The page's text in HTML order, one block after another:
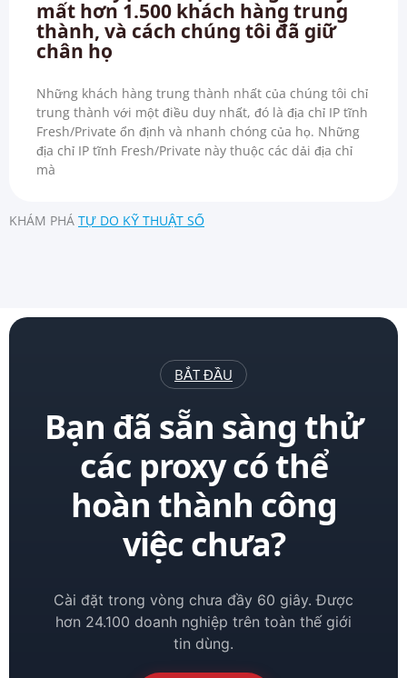
mất hơn 1.500 khách hàng trung
thành, và cách chúng tôi đã giữ
chân họ
Những khách hàng trung thành nhất của chúng tôi chỉ
trung thành với một điều duy nhất, đó là địa chỉ IP tĩnh
Fresh/Private ổn định và nhanh chóng của họ. Những
địa chỉ IP tĩnh Fresh/Private này thuộc các dải địa chỉ
mà
KHÁM PHÁ TỰ DO KỸ THUẬT SỐ
BẮT ĐẦU
Bạn đã sẵn sàng thử
các proxy có thể
hoàn thành công
việc chưa?
Cài đặt trong vòng chưa đầy 60 giây. Được
hơn 24.100 doanh nghiệp trên toàn thế giới
tin dùng.